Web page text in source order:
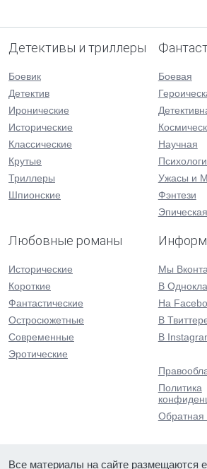
Детективы и триллеры
Боевик
Детектив
Иронические
Исторические
Классические
Крутые
Триллеры
Шпионские
Боевая
Научная
Ужасы и
Фэнтези
Эпическая
Любовные романы
Исторические
Короткие
Фантастические
Остросюжетные
Современные
Эротические
Мы
В
На
В
В
Политика
Обратная
Все материалы на сайте размещаются